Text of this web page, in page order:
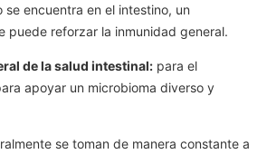
se encuentra en el intestino, un
puede reforzar la inmunidad general.
de la salud intestinal: para el
apoyar un microbioma diverso y
se toman de manera constante a